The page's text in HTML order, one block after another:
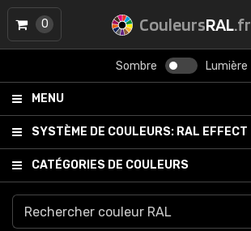
CouleursRAL.fr
Sombre Lumière
MENU
SYSTÈME DE COULEURS: RAL EFFECT
CATÉGORIES DE COULEURS
0